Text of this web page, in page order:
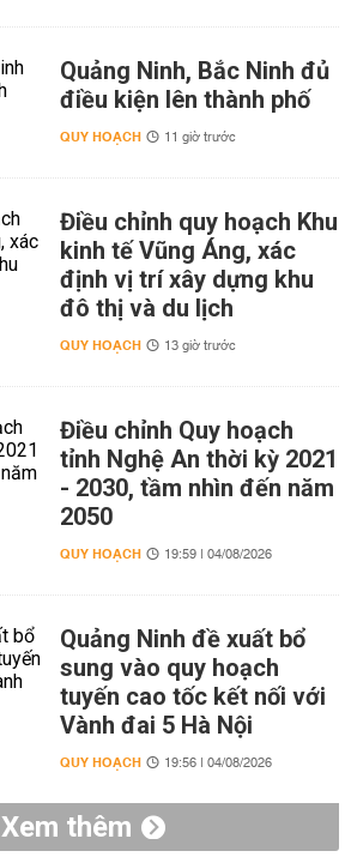
Quảng Ninh, Bắc Ninh đủ
điều kiện lên thành phố
QUY HOẠCH 11 giờ trước
Điều chỉnh quy hoạch Khu
kinh tế Vũng Áng, xác
định vị trí xây dựng khu
đô thị và du lịch
QUY HOẠCH 13 giờ trước
Điều chỉnh Quy hoạch
tỉnh Nghệ An thời kỳ 2021
- 2030, tầm nhìn đến năm
2050
QUY HOẠCH 19:59 | 04/08/2026
Quảng Ninh đề xuất bổ
sung vào quy hoạch
tuyến cao tốc kết nối với
Vành đai 5 Hà Nội
QUY HOẠCH 19:56 | 04/08/2026
Xem thêm